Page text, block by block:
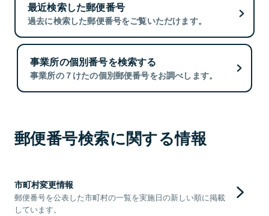
最近検索した郵便番号
過去に検索した郵便番号をご覧いただけます。
事業所の個別番号を検索する
事業所の７けたの個別郵便番号をお調べします。
郵便番号検索に関する情報
市町村変更情報
郵便番号を公表した市町村の一覧を実施日の新しい順に掲載
しています。